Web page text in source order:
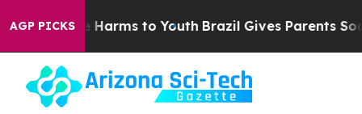
AGP PICKS
to Abate Harms to Youth Brazil Gives Parents